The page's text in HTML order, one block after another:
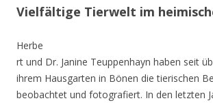
Vielfältige Tierwelt im
Herbe
rt und Dr. Janine Teuppenhayn haben seit
ihrem Hausgarten in Bönen die tierischen
beobachtet und fotografiert. In den letzten